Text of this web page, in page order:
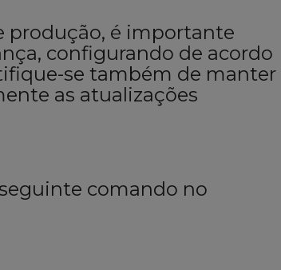
produção, é importante
configurando de acordo
se também de manter
as atualizações
comando no